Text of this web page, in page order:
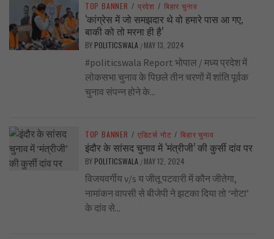
TOP BANNER / प्रदेश / बिहार चुनाव
‘कांग्रेस में जो समझदार थे वो हमारे पास आ गए,
बाकी को तो मरना ही है’
BY POLITICSWALA / MAY 13, 2024
#politicswala Report भोपाल / मध्य प्रदेश में
लोकसभा चुनाव के पिछले तीन चरणों में शांति पूर्वक
चुनाव संपन्न होने के...
TOP BANNER / एडिटर्स नोट / बिहार चुनाव
इंदौर के सांसद चुनाव में ‘मंत्रीजी’ की कुर्सी दांव पर
BY POLITICSWALA / MAY 12, 2024
विजयवर्गीय v/s य जीतू पटवारी में कौन जीतेगा,
नामांकन वापसी से बीजेपी ने झटका दिया तो ‘नोटा’
के दांव से...